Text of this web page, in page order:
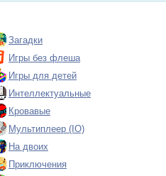
Загадки
Игры без флеша
Игры для детей
Интеллектуальные
Кровавые
Мультиплеер (IO)
На двоих
Приключения